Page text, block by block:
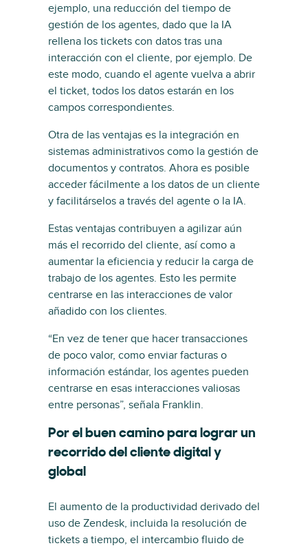
ejemplo, una reducción del tiempo de
gestión de los agentes, dado que la IA
rellena los tickets con datos tras una
interacción con el cliente, por ejemplo. De
este modo, cuando el agente vuelva a abrir
el ticket, todos los datos estarán en los
campos correspondientes.
Otra de las ventajas es la integración en
sistemas administrativos como la gestión de
documentos y contratos. Ahora es posible
acceder fácilmente a los datos de un cliente
y facilitárselos a través del agente o la IA.
Estas ventajas contribuyen a agilizar aún
más el recorrido del cliente, así como a
aumentar la eficiencia y reducir la carga de
trabajo de los agentes. Esto les permite
centrarse en las interacciones de valor
añadido con los clientes.
“En vez de tener que hacer transacciones
de poco valor, como enviar facturas o
información estándar, los agentes pueden
centrarse en esas interacciones valiosas
entre personas”, señala Franklin.
Por el buen camino para lograr un
recorrido del cliente digital y
global
El aumento de la productividad derivado del
uso de Zendesk, incluida la resolución de
tickets a tiempo, el intercambio fluido de